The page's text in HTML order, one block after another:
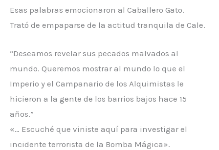
Esas palabras emocionaron al Caballero Gato.
Trató de empaparse de la actitud tranquila de Cale.
“Deseamos revelar sus pecados malvados al
mundo. Queremos mostrar al mundo lo que el
Imperio y el Campanario de los Alquimistas le
hicieron a la gente de los barrios bajos hace 15
años.”
«… Escuché que viniste aquí para investigar el
incidente terrorista de la Bomba Mágica».